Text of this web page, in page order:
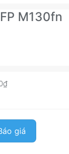
M130fn
M130fn
giá